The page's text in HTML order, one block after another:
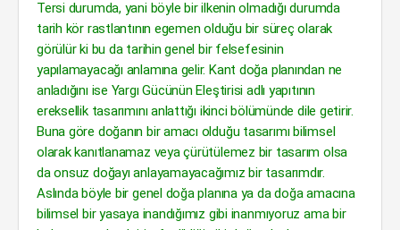
Tersi durumda, yani böyle bir ilkenin olmadığı durumda
tarih kör rastlantının egemen olduğu bir süreç olarak
görülür ki bu da tarihin genel bir felsefesinin
yapılamayacağı anlamına gelir. Kant doğa planından ne
anladığını ise Yargı Gücünün Eleştirisi adlı yapıtının
ereksellik tasarımını anlattığı ikinci bölümünde dile getirir.
Buna göre doğanın bir amacı olduğu tasarımı bilimsel
olarak kanıtlanamaz veya çürütülemez bir tasarım olsa
da onsuz doğayı anlayamayacağımız bir tasarımdır.
Aslında böyle bir genel doğa planına ya da doğa amacına
bilimsel bir yasaya inandığımız gibi inanmıyoruz ama bir